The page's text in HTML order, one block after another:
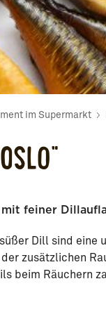
im Supermarkt
feiner
Dill sind eine
zusätzlichen
beim Räuchern